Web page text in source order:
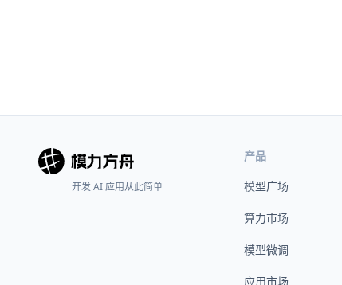
开发 AI 应用从此简单
产品
模型广场
算力市场
模型微调
应用市场